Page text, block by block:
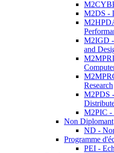
M2DS -
M2IGD
and
Research
M2PDS
M2PIC -
Non Diplomant
ND -
Programme
PEI -